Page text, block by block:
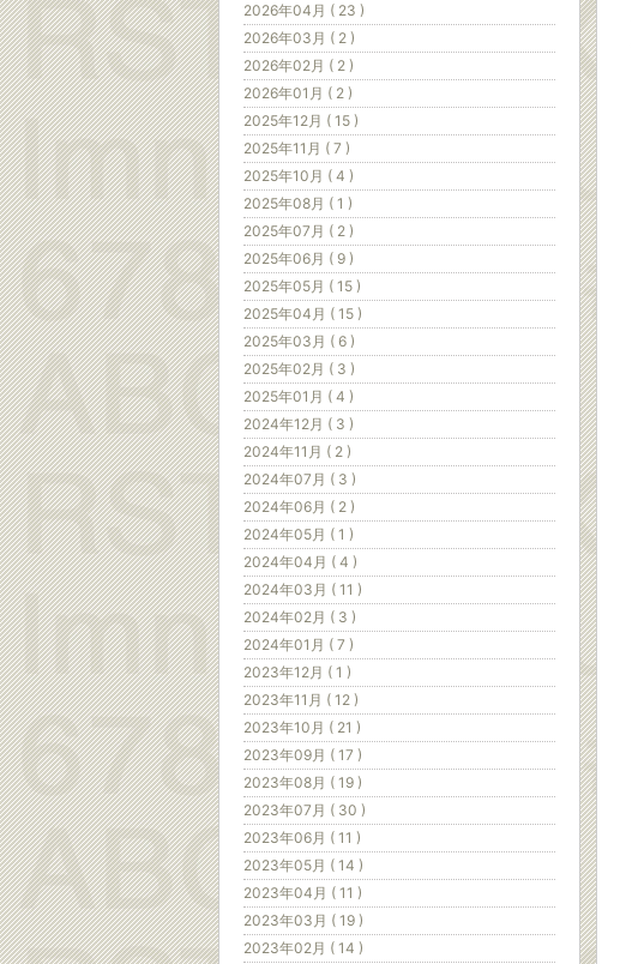
2026年04月 ( 23 )
2026年03月 ( 2 )
2026年02月 ( 2 )
2026年01月 ( 2 )
2025年12月 ( 15 )
2025年11月 ( 7 )
2025年10月 ( 4 )
2025年08月 ( 1 )
2025年07月 ( 2 )
2025年06月 ( 9 )
2025年05月 ( 15 )
2025年04月 ( 15 )
2025年03月 ( 6 )
2025年02月 ( 3 )
2025年01月 ( 4 )
2024年12月 ( 3 )
2024年11月 ( 2 )
2024年07月 ( 3 )
2024年06月 ( 2 )
2024年05月 ( 1 )
2024年04月 ( 4 )
2024年03月 ( 11 )
2024年02月 ( 3 )
2024年01月 ( 7 )
2023年12月 ( 1 )
2023年11月 ( 12 )
2023年10月 ( 21 )
2023年09月 ( 17 )
2023年08月 ( 19 )
2023年07月 ( 30 )
2023年06月 ( 11 )
2023年05月 ( 14 )
2023年04月 ( 11 )
2023年03月 ( 19 )
2023年02月 ( 14 )